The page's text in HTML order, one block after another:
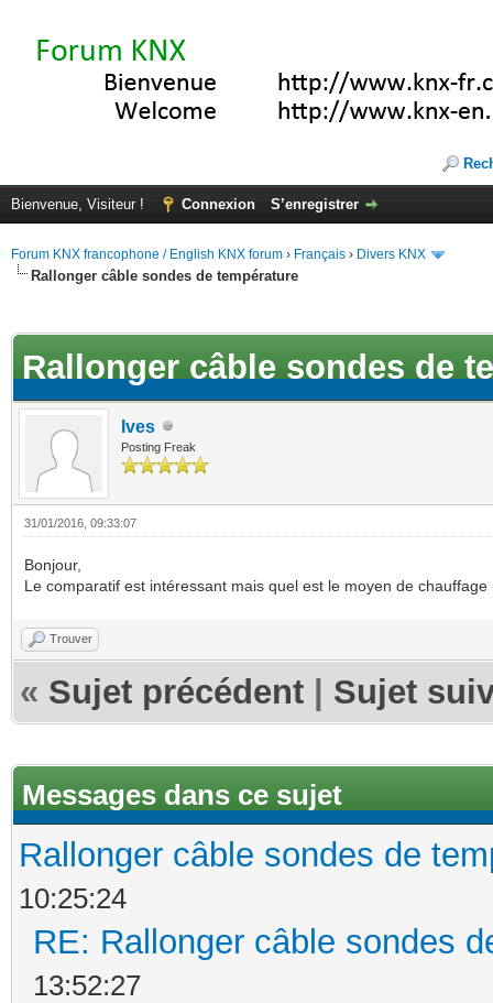
Bienvenue, Visiteur ! Connexion S’enregistrer
Forum KNX francophone / English KNX forum › Français › Divers KNX
Rallonger câble sondes de température
Rallonger câble sondes de
Ives
Posting Freak
31/01/2016, 09:33:07
Bonjour,
Le comparatif est intéressant mais quel est le moyen de
Trouver
« Sujet précédent Sujet
Messages dans ce sujet
Rallonger câble sondes de
10:25:24
RE: Rallonger câble sondes
13:52:27